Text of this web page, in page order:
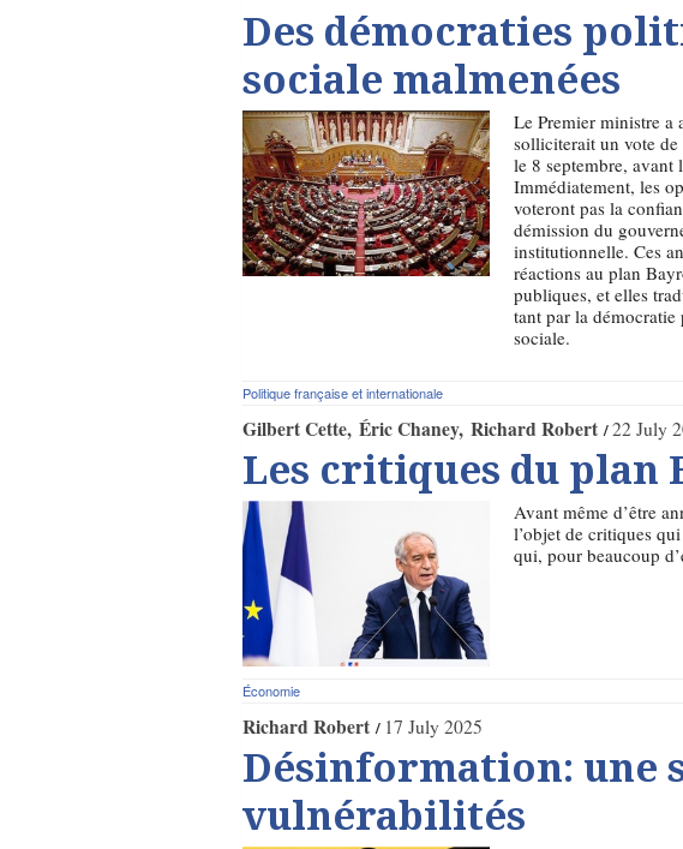
Des démocraties
sociale malmenées
Le Premier ministre a
solliciterait un vote de
le 8 septembre, avant
Immédiatement, les
voteront pas la
démission du
institutionnelle. Ces
réactions au plan
publiques, et elles
tant par la
sociale.
Politique française et internationale
Gilbert Cette Éric Chaney Richard Robert 22 July
Les critiques du plan
Avant même d’être
l’objet de critiques
qui, pour beaucoup
Économie
Richard Robert 17 July 2025
Désinformation: une
vulnérabilités